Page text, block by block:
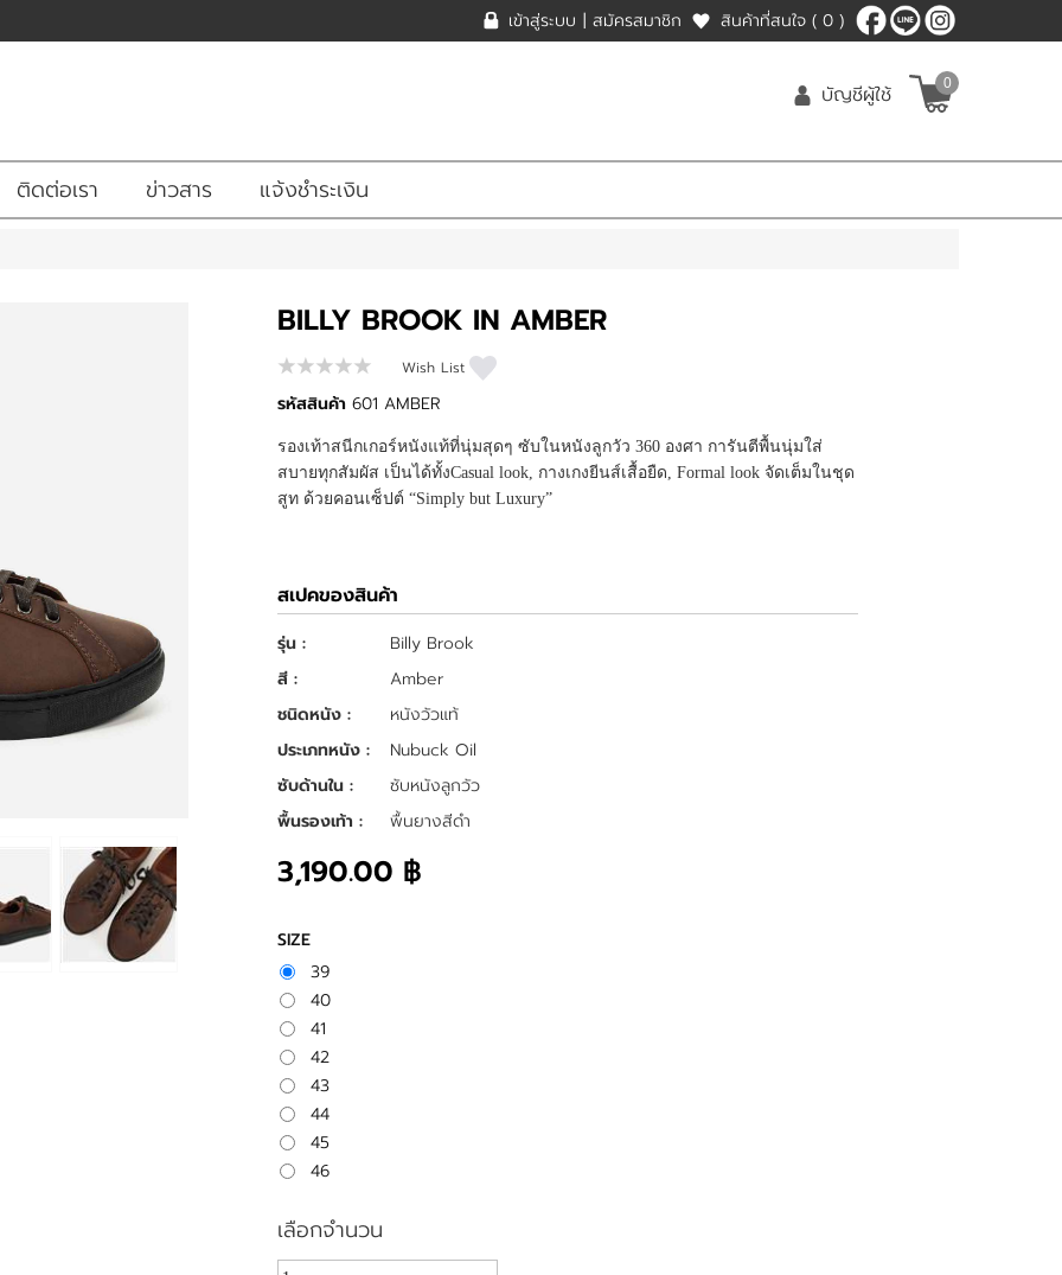
เข้าสู่ระบบ | สมัครสมาชิก สินค้าที่สนใจ ( 0 )
บัญชีผู้ใช้ 0
ติดต่อเรา ข่าวสาร แจ้งชำระเงิน
BILLY BROOK IN AMBER
Wish List
รหัสสินค้า 601 AMBER
รองเท้าสนีกเกอร์หนังแท้ที่นุ่มสุดๆ ซับในหนังลูกวัว 360 องศา การันตีพื้นนุ่มใส่
สบายทุกสัมผัส เป็นได้ทั้งCasual look, กางเกงยีนส์เสื้อยืด, Formal look จัดเต็มในชุด
สูท ด้วยคอนเซ็ปต์ “Simply but Luxury”
สเปคของสินค้า
รุ่น :
Billy Brook
สี :
Amber
ชนิดหนัง :
หนังวัวแท้
ประเภทหนัง :
Nubuck Oil
ซับด้านใน :
ซับหนังลูกวัว
พื้นรองเท้า :
พื้นยางสีดำ
3,190.00 ฿
SIZE
39
40
41
42
43
44
45
46
เลือกจำนวน